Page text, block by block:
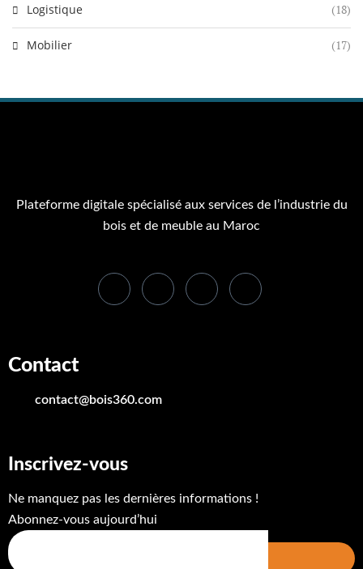
Logistique (18)
Mobilier (17)
Plateforme digitale spécialisé aux services de l’industrie du
bois et de meuble au Maroc
Contact
contact@bois360.com
Inscrivez-vous
Ne manquez pas les dernières informations !
Abonnez-vous aujourd’hui